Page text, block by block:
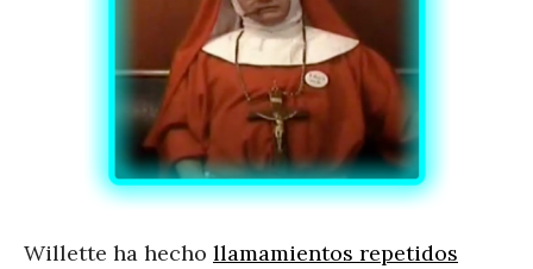
Willette ha hecho llamamientos repetidos